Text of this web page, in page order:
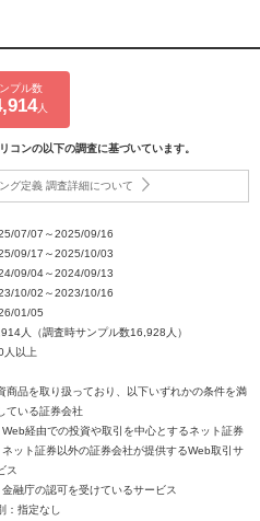
プル数
人
コンの以下の調査に基づいています。
グ定義 調査詳細について
07/07～2025/09/16
09/17～2025/10/03
09/04～2024/09/13
10/02～2023/10/16
01/05
人（調査時サンプル数16,928人）
人以上
商品を取り扱っており、以下いずれかの条件を満
ている証券会社
Web経由での投資や取引を中心とするネット証券
ネット証券以外の証券会社が提供するWeb取引サ
ス
融庁の認可を受けているサービス
：指定なし